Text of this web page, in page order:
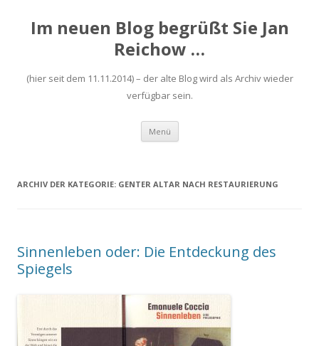
Im neuen Blog begrüßt Sie Jan
Reichow …
(hier seit dem 11.11.2014) – der alte Blog wird als Archiv wieder
verfügbar sein.
Menü Zum
springen
ARCHIV DER KATEGORIE: GENTER ALTAR NACH RESTAURIERUNG
Sinnenleben oder: Die Entdeckung des
Spiegels